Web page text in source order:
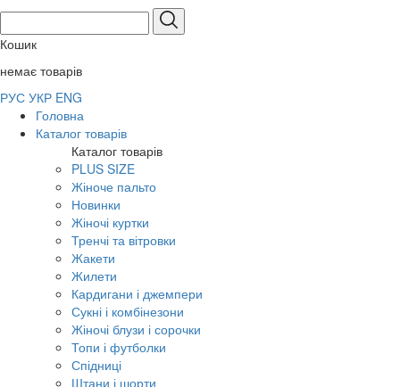
Кошик
немає товарів
РУС УКР ENG
Головна
Каталог товарів
Каталог товарів
PLUS SIZE
Жіноче пальто
Новинки
Жіночі куртки
Тренчі та вітровки
Жакети
Жилети
Кардигани і джемпери
Сукні і комбінезони
Жіночі блузи і сорочки
Топи і футболки
Спідниці
Штани і шорти